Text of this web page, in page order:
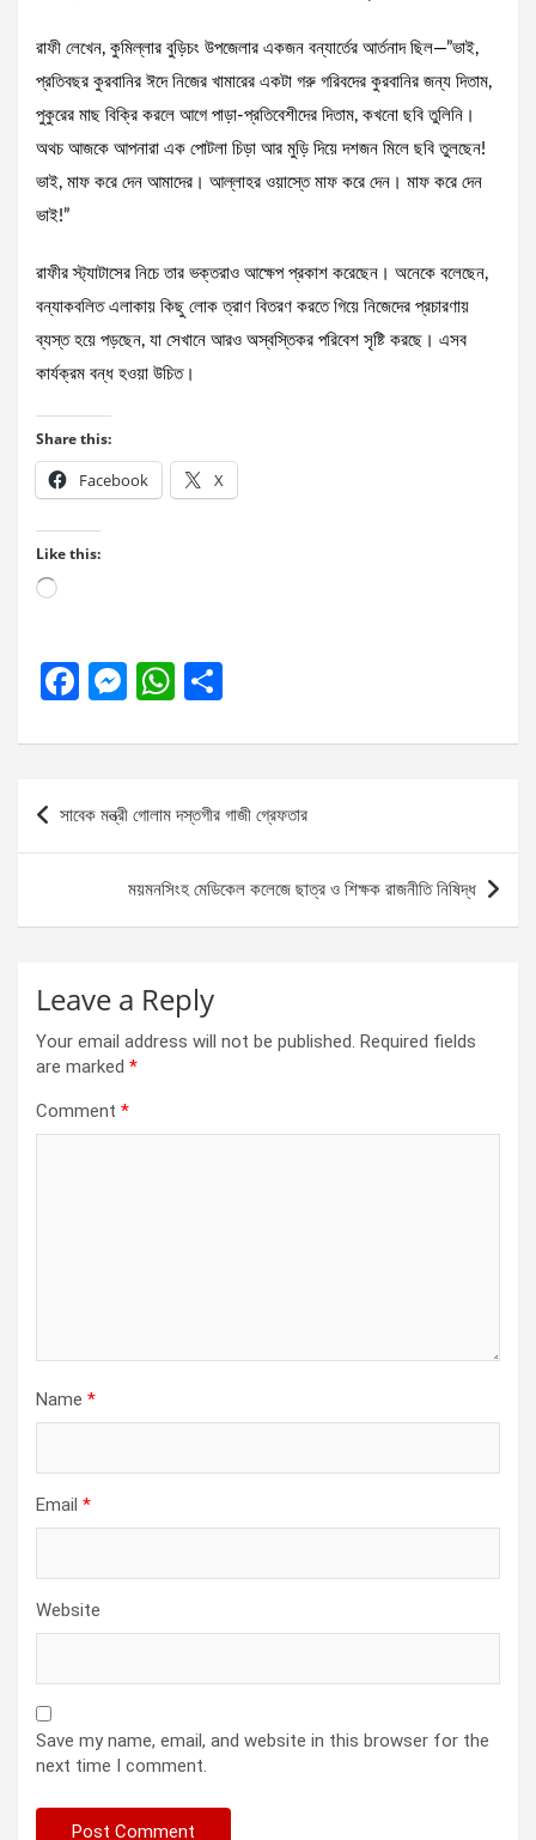
রাফী লেখেন, কুমিল্লার বুড়িচং উপজেলার একজন বন্যার্তের আর্তনাদ ছিল—”ভাই,
প্রতিবছর কুরবানির ঈদে নিজের খামারের একটা গরু গরিবদের কুরবানির জন্য দিতাম,
পুকুরের মাছ বিক্রি করলে আগে পাড়া-প্রতিবেশীদের দিতাম, কখনো ছবি তুলিনি।
অথচ আজকে আপনারা এক পোটলা চিড়া আর মুড়ি দিয়ে দশজন মিলে ছবি তুলছেন!
ভাই, মাফ করে দেন আমাদের। আল্লাহর ওয়াস্তে মাফ করে দেন। মাফ করে দেন
ভাই!”
রাফীর স্ট্যাটাসের নিচে তার ভক্তরাও আক্ষেপ প্রকাশ করেছেন। অনেকে বলেছেন,
বন্যাকবলিত এলাকায় কিছু লোক ত্রাণ বিতরণ করতে গিয়ে নিজেদের প্রচারণায়
ব্যস্ত হয়ে পড়ছেন, যা সেখানে আরও অস্বস্তিকর পরিবেশ সৃষ্টি করছে। এসব
কার্যক্রম বন্ধ হওয়া উচিত।
Share this:
Facebook X
Like this:
Loading…
F
ce
o
M
se
g
er
W
at
A
p
p
ar
e
Post
navigation
সাবেক মন্ত্রী গোলাম দস্তগীর গাজী গ্রেফতার
ময়মনসিংহ মেডিকেল কলেজে ছাত্র ও শিক্ষক রাজনীতি নিষিদ্ধ
Leave a Reply
Your email address will not be published. Required fields
are marked *
Comment *
Name *
Email *
Website
Save my name, email, and website in this browser for the
next time I comment.